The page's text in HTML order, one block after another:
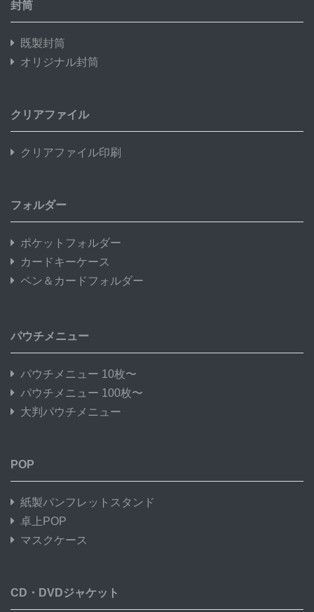
封筒
既製封筒
オリジナル封筒
クリアファイル
クリアファイル印刷
フォルダー
ポケットフォルダー
カードキーケース
ペン＆カードフォルダー
パウチメニュー
パウチメニュー 10枚〜
パウチメニュー 100枚〜
大判パウチメニュー
POP
紙製パンフレットスタンド
卓上POP
マスクケース
CD・DVDジャケット